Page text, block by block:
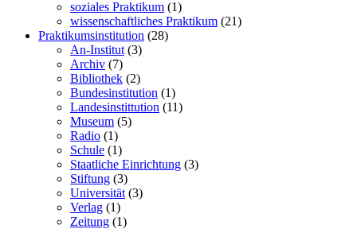
soziales Praktikum (1)
wissenschaftliches Praktikum (21)
Praktikumsinstitution (28)
An-Institut (3)
Archiv (7)
Bibliothek (2)
Bundesinstitution (1)
Landesinstittution (11)
Museum (5)
Radio (1)
Schule (1)
Staatliche Einrichtung (3)
Stiftung (3)
Universität (3)
Verlag (1)
Zeitung (1)